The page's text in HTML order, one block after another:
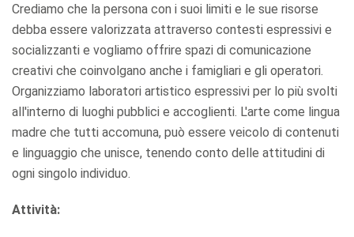
Crediamo che la persona con i suoi limiti e le sue risorse
debba essere valorizzata attraverso contesti espressivi e
socializzanti e vogliamo offrire spazi di comunicazione
creativi che coinvolgano anche i famigliari e gli operatori.
Organizziamo laboratori artistico espressivi per lo più svolti
all'interno di luoghi pubblici e accoglienti. L'arte come lingua
madre che tutti accomuna, può essere veicolo di contenuti
e linguaggio che unisce, tenendo conto delle attitudini di
ogni singolo individuo.
Attività: